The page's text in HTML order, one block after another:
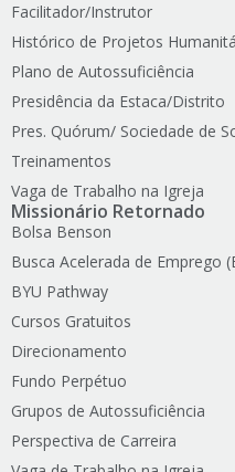
Facilitador/Instrutor
Histórico de Projetos
Plano de Autossuficiência
Presidência da Estaca/Distrito
Pres. Quórum/ Sociedade de
Treinamentos
Vaga de Trabalho na Igreja
Missionário Retornado
Bolsa Benson
Busca Acelerada de Emprego
BYU Pathway
Cursos Gratuitos
Direcionamento
Fundo Perpétuo
Grupos de Autossuficiência
Perspectiva de Carreira